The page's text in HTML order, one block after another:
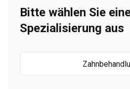
Bitte wählen Sie
Spezialisierung aus